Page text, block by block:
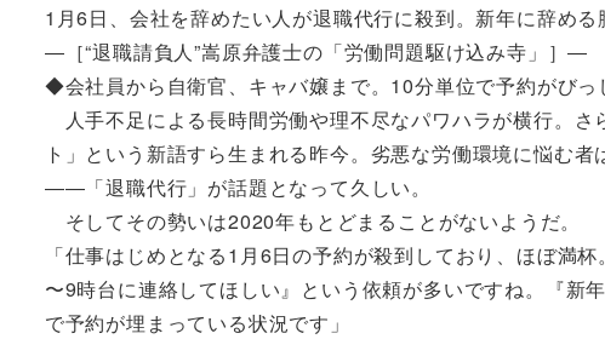
1月6日、会社を辞めたい人が退職代行に殺到。新年に辞める
―［“退職請負人”嵩原弁護士の「労働問題駆け込み寺」］―
◆会社員から自衛官、キャバ嬢まで。10分単位で予約がびっ
人手不足による長時間労働や理不尽なパワハラが横行。
ト」という新語すら生まれる昨今。劣悪な労働環境に悩む
――「退職代行」が話題となって久しい。
そしてその勢いは2020年もとどまることがないようだ。
「仕事はじめとなる1月6日の予約が殺到しており、ほぼ満
〜9時台に連絡してほしい』という依頼が多いですね。『新
で予約が埋まっている状況です」